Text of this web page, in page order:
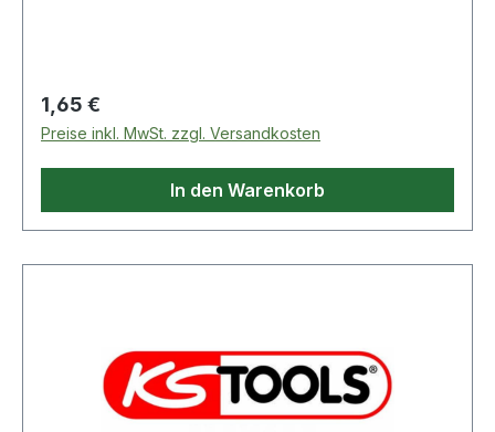
Regulärer Preis:
1,65 €
Preise inkl. MwSt. zzgl. Versandkosten
In den Warenkorb